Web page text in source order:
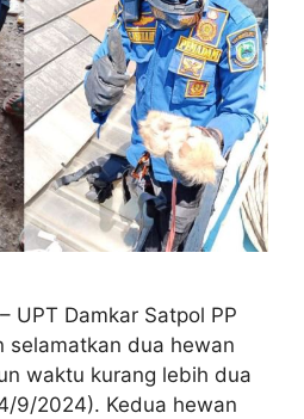
UPT Damkar Satpol PP
selamatkan dua hewan
waktu kurang lebih dua
9/2024). Kedua hewan